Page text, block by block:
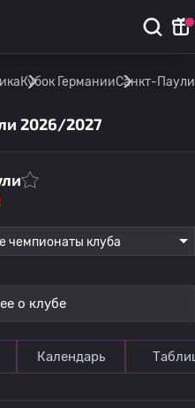
Кубок ГерманииСанкт-
2026/2027
чемпионаты клуба
о клубе
Календарь